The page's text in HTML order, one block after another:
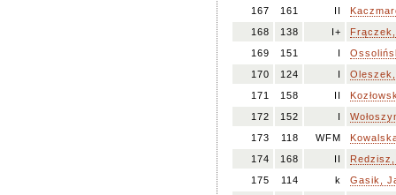
167
161 II
168
138 I+
169
151 I
170
124 I
171
158 II
172
152 I
173
118 WFM
174
168 II
Redzisz,
175
114 k
Gasik,